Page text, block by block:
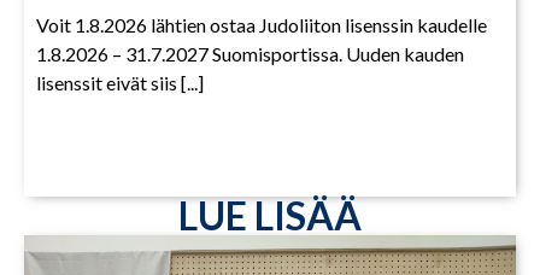
Voit 1.8.2026 lähtien ostaa Judoliiton lisenssin kaudelle
1.8.2026 – 31.7.2027 Suomisportissa. Uuden kauden
lisenssit eivät siis [...]
LUE LISÄÄ